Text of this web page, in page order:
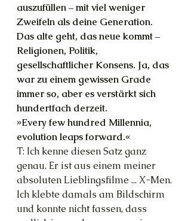
auszufüllen – mit viel weniger
Zweifeln als deine Generation.
Das alte geht, das neue kommt –
Religionen, Politik,
gesellschaftlicher Konsens. Ja, das
war zu einem gewissen Grade
immer so, aber es verstärkt sich
hundertfach derzeit.
»Every few hundred Millennia,
evolution leaps forward.«
T: Ich kenne diesen Satz ganz
genau. Er ist aus einem meiner
absoluten Lieblingsfilme ... X-Men.
Ich klebte damals am Bildschirm
und konnte nicht fassen, dass